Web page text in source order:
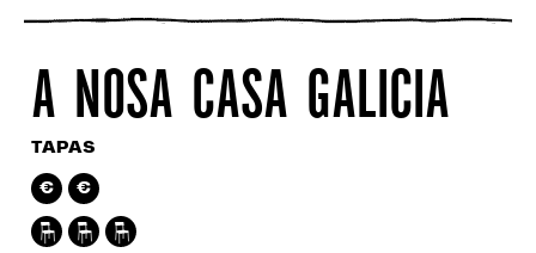
A NOSA CASA GALICIA
TAPAS
€ €